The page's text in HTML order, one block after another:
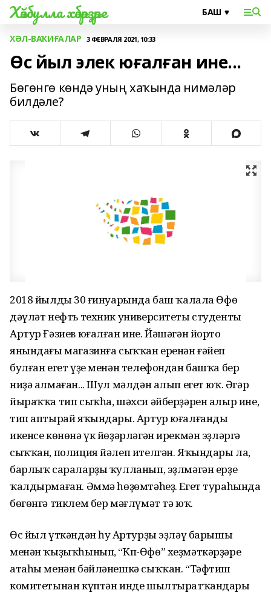
Хәйбулла хәбәрҙәре
ХӘЛ-ВАҠИҒАЛАР 3 ФЕВРАЛЯ 2021, 10:33
Өс йыл элек юғалған ине...
Бөгөнгө көндә уның хаҡында нимәләр
билдәле?
2018 йылдың 30 ғинуарында баш ҡалала Өфө
дәүләт нефть техник университеты студенты
Артур Ғәзиев юғалған ине. Йәшәгән йорто
янындағы магазинға сыҡҡан еренән ғәйеп
булған егет үҙе менән телефондан башҡа бер
ниҙә алмаған... Шул мәлдән алып егет юҡ. Әгәр
йыраҡҡа тип сыҡһа, шәхси әйберҙәрен алыр ине,
тип аптырай яҡындары. Артур юғалғандың
икенсе көнөнә үк йөҙәрләгән ирекмән эҙләргә
сыҡҡан, полиция йәлеп ителгән. Яҡындары ла,
барлыҡ сараларҙы ҡулланып, эҙлмәгән ерҙе
ҡалдырмаған. Әммә һөҙөмтәһеҙ. Егет тураһында
бөгөнгә тиклем бер мәғлүмәт тә юҡ.
Өс йыл үткәндән һуң Артурҙы эҙләү барышы
менән ҡыҙыҡһынып, “Кп-Өфө” хеҙмәткәрҙәре
атаһы менән бәйләнешкә сыҡҡан. “Тәфтиш
комитетынан күптән инде шылтыратҡандары